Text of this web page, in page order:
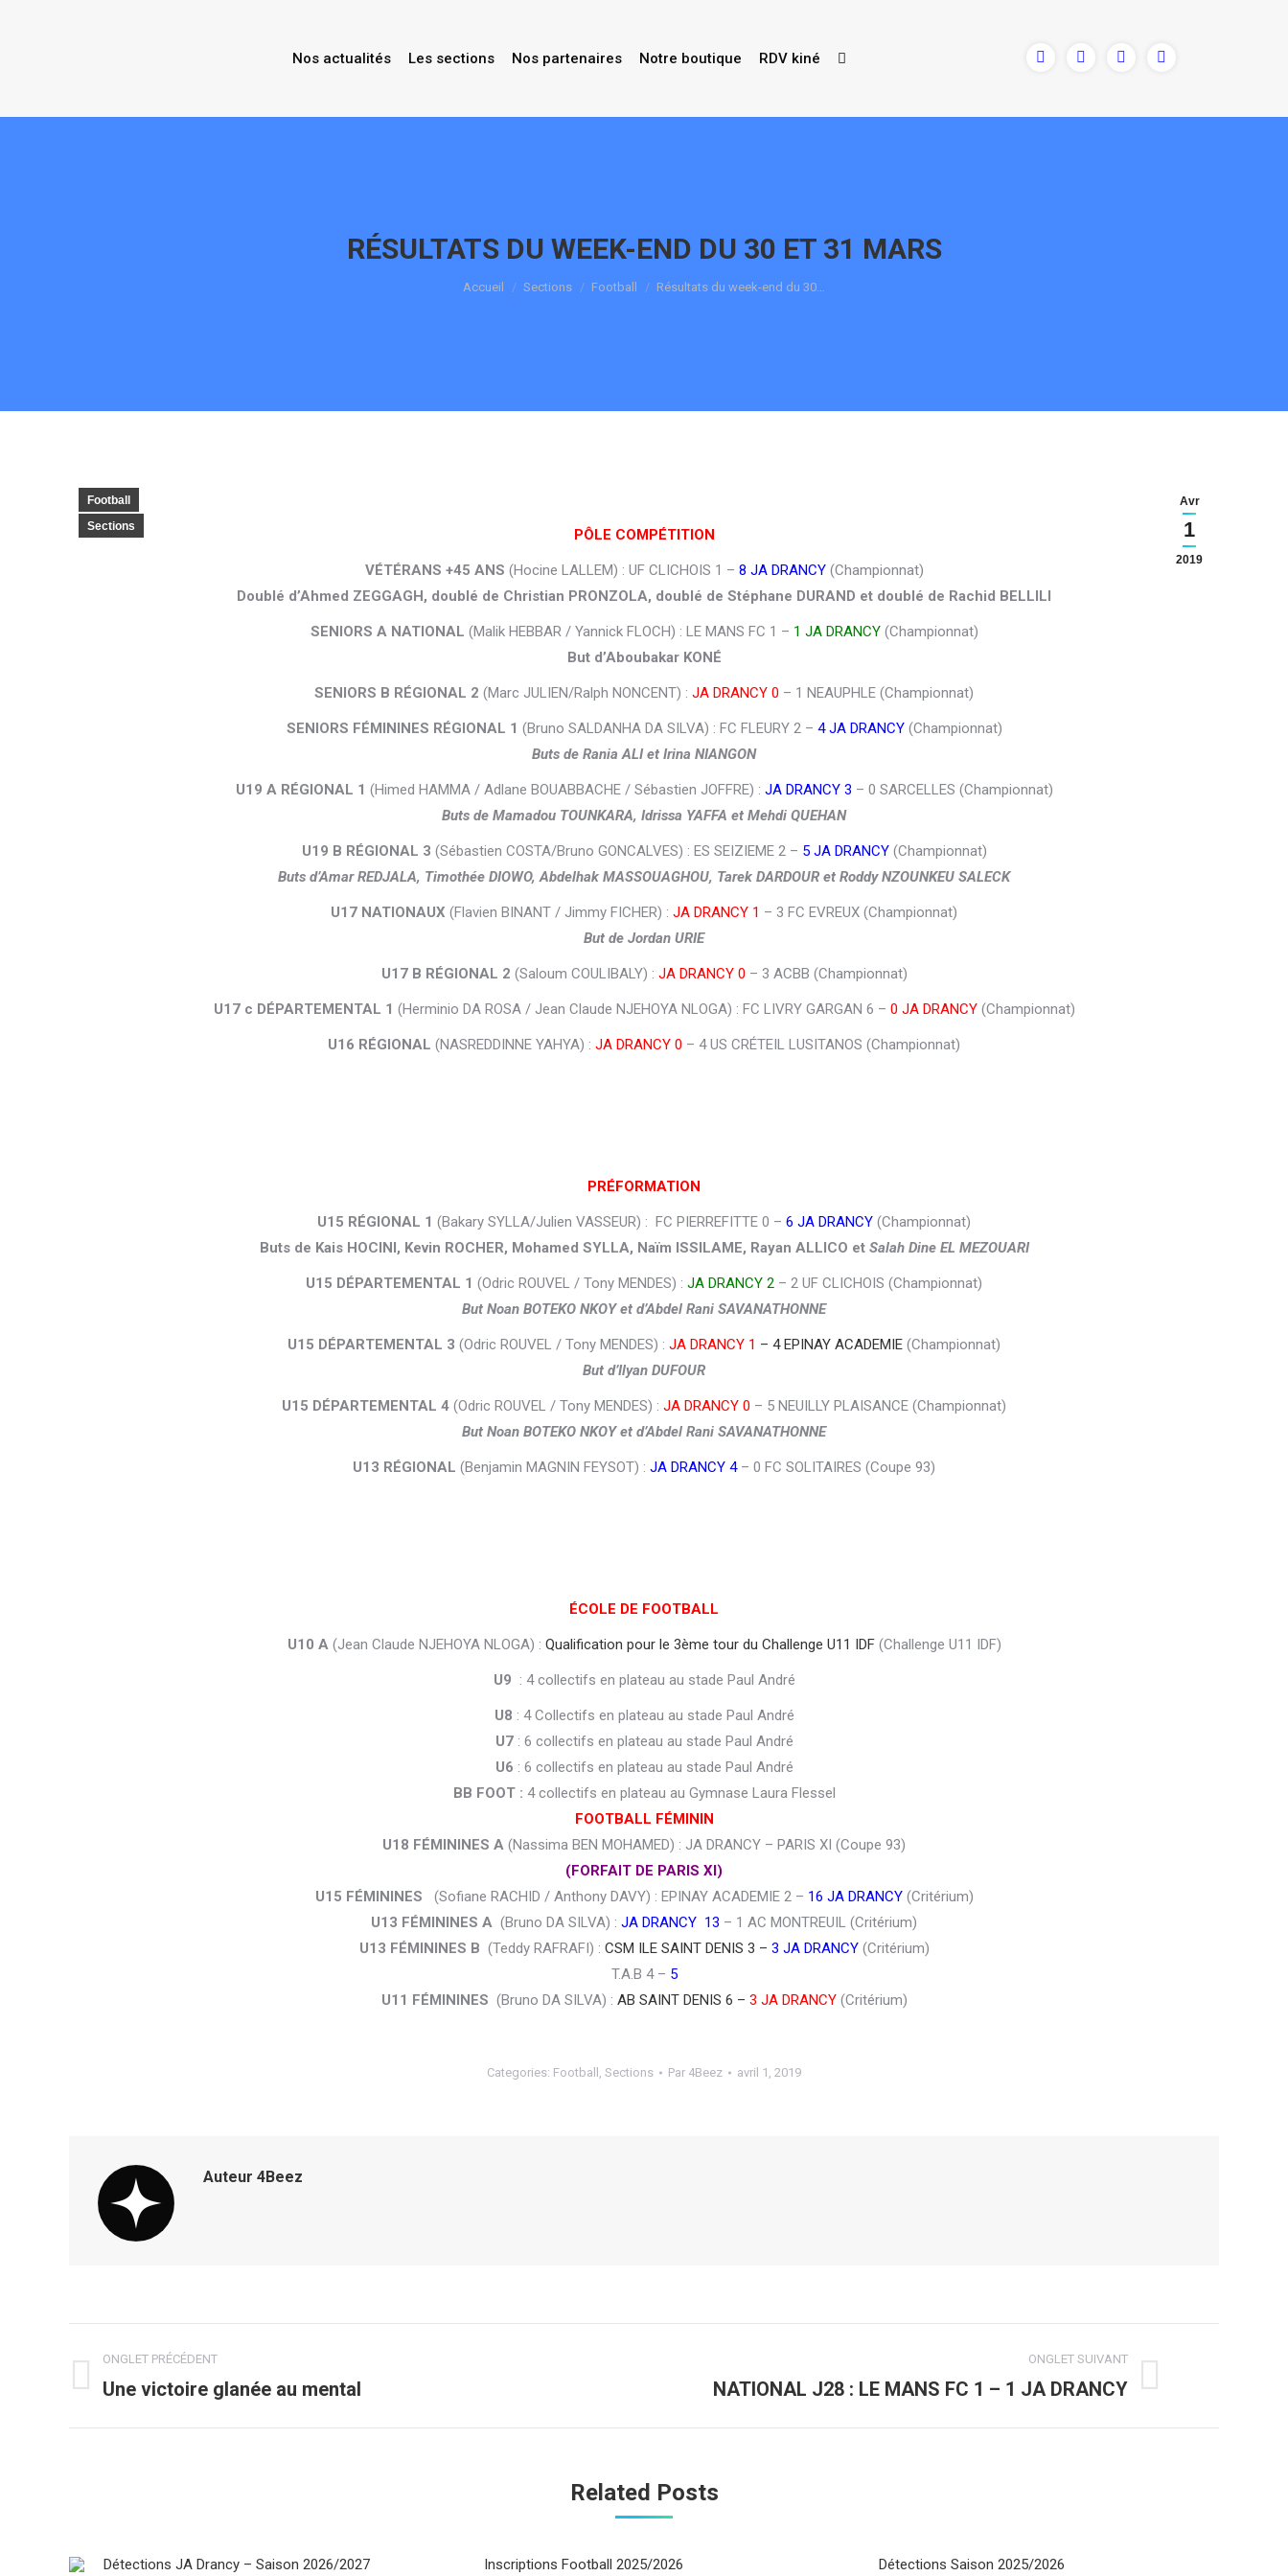
Nos actualités Les sections Nos partenaires Notre boutique RDV kiné
RÉSULTATS DU WEEK-END DU 30 ET 31 MARS
Vous êtes ici :
Accueil Sections Football Résultats du week-end du 30…
Avr
1
2019
Football
Sections
PÔLE COMPÉTITION
VÉTÉRANS +45 ANS (Hocine LALLEM) : UF CLICHOIS 1 – 8 JA DRANCY(Championnat)
Doublé d’Ahmed ZEGGAGH, doublé de Christian PRONZOLA, doublé de Stéphane DURAND et doublé de Rachid BELLILI
SENIORS A NATIONAL (Malik HEBBAR / Yannick FLOCH) : LE MANS FC 1 – 1 JA DRANCY(Championnat)
But d’Aboubakar KONÉ
SENIORS B RÉGIONAL 2 (Marc JULIEN/Ralph NONCENT) : JA DRANCY 0 – 1 NEAUPHLE (Championnat)
SENIORS FÉMININES RÉGIONAL 1 (Bruno SALDANHA DA SILVA) : FC FLEURY 2 – 4 JA DRANCY(Championnat)
Buts de Rania ALI et Irina NIANGON
U19 A RÉGIONAL 1 (Himed HAMMA / Adlane BOUABBACHE / Sébastien JOFFRE) : JA DRANCY 3 – 0 SARCELLES (Championnat)
Buts de Mamadou TOUNKARA, Idrissa YAFFA et Mehdi QUEHAN
U19 B RÉGIONAL 3 (Sébastien COSTA/Bruno GONCALVES) : ES SEIZIEME 2 – 5 JA DRANCY(Championnat)
Buts d’Amar REDJALA, Timothée DIOWO, Abdelhak MASSOUAGHOU, Tarek DARDOUR et Roddy NZOUNKEU SALECK
U17 NATIONAUX (Flavien BINANT / Jimmy FICHER) : JA DRANCY 1 – 3 FC EVREUX (Championnat)
But de Jordan URIE
U17 B RÉGIONAL 2 (Saloum COULIBALY) : JA DRANCY 0 – 3 ACBB (Championnat)
U17 c DÉPARTEMENTAL 1 (Herminio DA ROSA / Jean Claude NJEHOYA NLOGA) : FC LIVRY GARGAN 6 – 0 JA DRANCY(Championnat)
U16 RÉGIONAL (NASREDDINNE YAHYA) : JA DRANCY 0 – 4 US CRÉTEIL LUSITANOS (Championnat)
PRÉFORMATION
U15 RÉGIONAL 1 (Bakary SYLLA/Julien VASSEUR) : FC PIERREFITTE 0 – 6 JA DRANCY (Championnat)
Buts de Kais HOCINI, Kevin ROCHER, Mohamed SYLLA, Naïm ISSILAME, Rayan ALLICO et Salah Dine EL MEZOUARI
U15 DÉPARTEMENTAL 1 (Odric ROUVEL / Tony MENDES) : JA DRANCY 2 – 2 UF CLICHOIS (Championnat)
But Noan BOTEKO NKOY et d’Abdel Rani SAVANATHONNE
U15 DÉPARTEMENTAL 3 (Odric ROUVEL / Tony MENDES) : JA DRANCY 1 – 4 EPINAY ACADEMIE (Championnat)
But d’Ilyan DUFOUR
U15 DÉPARTEMENTAL 4 (Odric ROUVEL / Tony MENDES) : JA DRANCY 0 – 5 NEUILLY PLAISANCE (Championnat)
But Noan BOTEKO NKOY et d’Abdel Rani SAVANATHONNE
U13 RÉGIONAL (Benjamin MAGNIN FEYSOT) : JA DRANCY 4– 0 FC SOLITAIRES (Coupe 93)
ÉCOLE DE FOOTBALL
U10 A(Jean Claude NJEHOYA NLOGA) : Qualification pour le 3ème tour du Challenge U11 IDF(Challenge U11 IDF)
U9 : 4 collectifs en plateau au stade Paul André
U8 : 4 Collectifs en plateau au stade Paul André
U7 : 6 collectifs en plateau au stade Paul André
U6 : 6 collectifs en plateau au stade Paul André
BB FOOT : 4 collectifs en plateau au Gymnase Laura Flessel
FOOTBALL FÉMININ
U18 FÉMININES A (Nassima BEN MOHAMED) : JA DRANCY – PARIS XI (Coupe 93)
(FORFAIT DE PARIS XI)
U15 FÉMININES
(Sofiane RACHID / Anthony DAVY) : EPINAY ACADEMIE 2 – 16 JA DRANCY(Critérium)
U13 FÉMININES A (Bruno DA SILVA) : JA DRANCY 13 – 1 AC MONTREUIL (Critérium)
U13 FÉMININES B (Teddy RAFRAFI) : CSM ILE SAINT DENIS 3 – 3 JA DRANCY(Critérium)
T.A.B 4 – 5
U11 FÉMININES (Bruno DA SILVA) : AB SAINT DENIS 6 – 3 JA DRANCY(Critérium)
Categories: Football , Sections Par 4Beez avril 1, 2019
Auteur 4Beez
Navigation
de
commentaire
ONGLET PRÉCÉDENT
Onglet
Une victoire glanée au mental
ONGLET SUIVANT
NATIONAL J28 : LE MANS FC 1 – 1 JA DRANCY
Related Posts
Détections JA Drancy – Saison 2026/2027 Inscriptions Football 2025/2026 Détections Saison 2025/2026